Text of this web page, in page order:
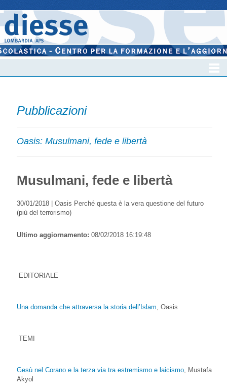
Pubblicazioni
Oasis: Musulmani, fede e libertà
Musulmani, fede e libertà
30/01/2018 | Oasis Perché questa è la vera questione del futuro
(più del terrorismo)
Ultimo aggiornamento: 08/02/2018 16:19:48
EDITORIALE
Una domanda che attraversa la storia dell’Islam , Oasis
TEMI
Gesù nel Corano e la terza via tra estremismo e laicismo , Mustafa
Akyol